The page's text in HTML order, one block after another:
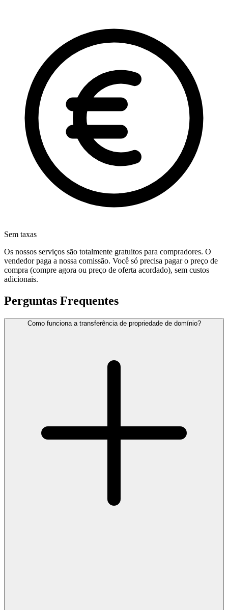
Sem taxas
Os nossos serviços são totalmente gratuitos para compradores. O
vendedor paga a nossa comissão. Você só precisa pagar o preço de
compra (compre agora ou preço de oferta acordado), sem custos
adicionais.
Perguntas Frequentes
Como funciona a transferência de propriedade de domínio?